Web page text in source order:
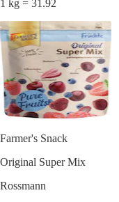
1 kg = 31.92
Farmer's Snack
Original Super Mix
Rossmann